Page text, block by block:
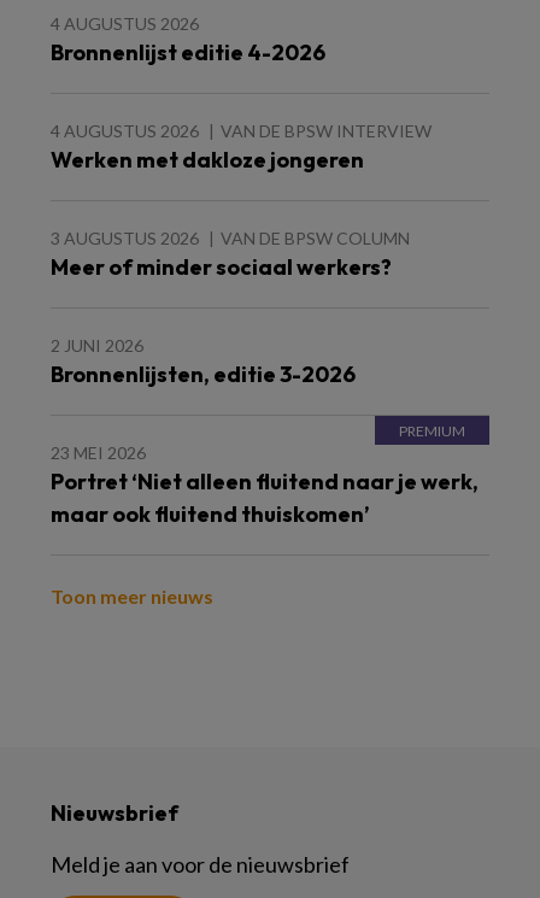
4 AUGUSTUS 2026
Bronnenlijst editie 4-2026
4 AUGUSTUS 2026 VAN DE BPSW INTERVIEW
Werken met dakloze jongeren
3 AUGUSTUS 2026 VAN DE BPSW COLUMN
Meer of minder sociaal werkers?
2 JUNI 2026
Bronnenlijsten, editie 3-2026
23 MEI 2026
Portret ‘Niet alleen fluitend naar je werk,
maar ook fluitend thuiskomen’
Toon meer nieuws
Nieuwsbrief
Meld je aan voor de nieuwsbrief